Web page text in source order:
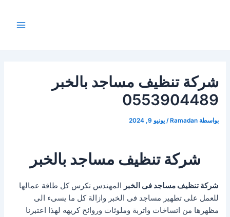
شركة تنظيف مساجد بالخبر
0553904489
بواسطة Ramadan
/يونيو 9, 2024
شركة تنظيف مساجد بالخبر
شركة تنظيف مساجد فى الخبر المهندس تكرس كل طاقة عمالها
للعمل على تطهير مساجد فى الخبر وازالة كل ما يسىء الى
مظهرها من اتساخات واتربة وملوثات وروائح كريهه لهذا اعتبرنا